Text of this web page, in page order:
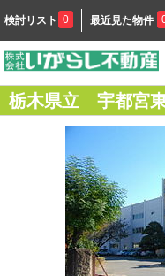
検討リスト 0 最近見た物件
栃木県立 宇都宮